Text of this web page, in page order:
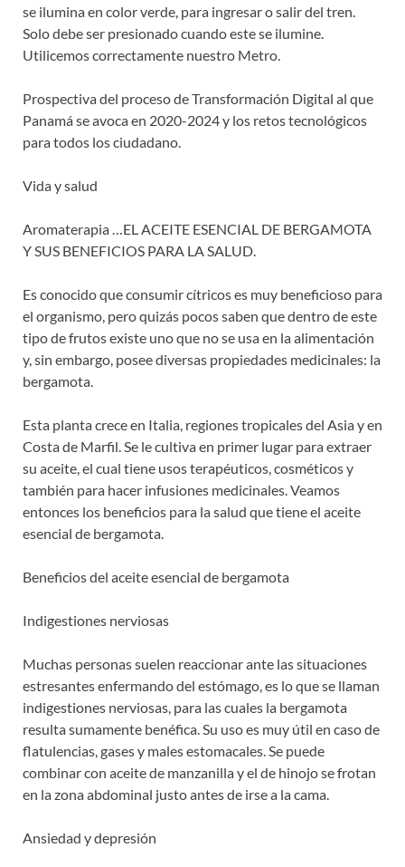
se ilumina en color verde, para ingresar o salir del tren.
Solo debe ser presionado cuando este se ilumine.
Utilicemos correctamente nuestro Metro.
Prospectiva del proceso de Transformación Digital al que
Panamá se avoca en 2020-2024 y los retos tecnológicos
para todos los ciudadano.
Vida y salud
Aromaterapia …EL ACEITE ESENCIAL DE BERGAMOTA
Y SUS BENEFICIOS PARA LA SALUD.
Es conocido que consumir cítricos es muy beneficioso para
el organismo, pero quizás pocos saben que dentro de este
tipo de frutos existe uno que no se usa en la alimentación
y, sin embargo, posee diversas propiedades medicinales: la
bergamota.
Esta planta crece en Italia, regiones tropicales del Asia y en
Costa de Marfil. Se le cultiva en primer lugar para extraer
su aceite, el cual tiene usos terapéuticos, cosméticos y
también para hacer infusiones medicinales. Veamos
entonces los beneficios para la salud que tiene el aceite
esencial de bergamota.
Beneficios del aceite esencial de bergamota
Indigestiones nerviosas
Muchas personas suelen reaccionar ante las situaciones
estresantes enfermando del estómago, es lo que se llaman
indigestiones nerviosas, para las cuales la bergamota
resulta sumamente benéfica. Su uso es muy útil en caso de
flatulencias, gases y males estomacales. Se puede
combinar con aceite de manzanilla y el de hinojo se frotan
en la zona abdominal justo antes de irse a la cama.
Ansiedad y depresión